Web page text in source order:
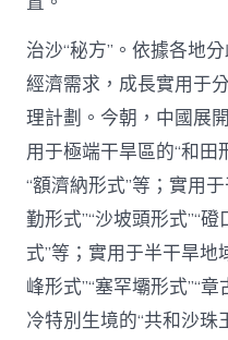
治沙“秘方”。依據各地
經濟需求，成長實用于
理計劃。今朝，中國展
用于極端干旱區的“和田
“額濟納形式”等；實用
勤形式”“沙坡頭形式”“
式”等；實用于半干旱地
峰形式”“塞罕壩形式”“
冷特別生境的“共和沙珠